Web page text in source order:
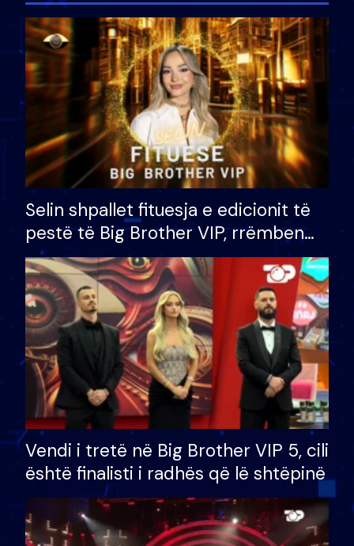
Selin shpallet fituesja e edicionit të
pestë të Big Brother VIP, rrëmben
çmimin e madh prej 100 mijë eurosh
Vendi i tretë në Big Brother VIP 5, cili
është finalisti i radhës që lë shtëpinë